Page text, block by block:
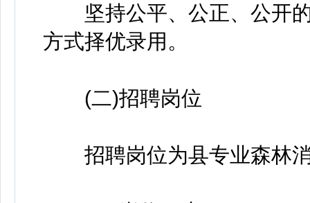
坚持公平、公正、公开的
方式择优录用。
(二)招聘岗位
招聘岗位为县专业森林消